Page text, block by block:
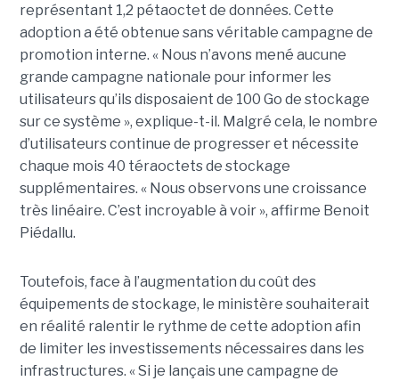
représentant 1,2 pétaoctet de données. Cette
adoption a été obtenue sans véritable campagne de
promotion interne. « Nous n’avons mené aucune
grande campagne nationale pour informer les
utilisateurs qu’ils disposaient de 100 Go de stockage
sur ce système », explique-t-il. Malgré cela, le nombre
d’utilisateurs continue de progresser et nécessite
chaque mois 40 téraoctets de stockage
supplémentaires. « Nous observons une croissance
très linéaire. C’est incroyable à voir », affirme Benoit
Piédallu.
Toutefois, face à l’augmentation du coût des
équipements de stockage, le ministère souhaiterait
en réalité ralentir le rythme de cette adoption afin
de limiter les investissements nécessaires dans les
infrastructures. « Si je lançais une campagne de